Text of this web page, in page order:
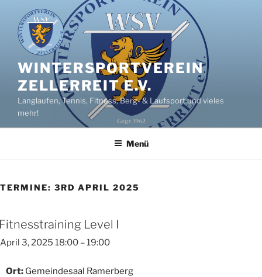
Inhalt
springen
WINTERSPORTVEREIN
ZELLERREIT E.V.
Langlaufen, Tennis, Fitness, Berg- & Laufsport und vieles
mehr!
Menü
TERMINE: 3RD APRIL 2025
Level I
April 3, 2025 18:00 –19:00
Ort: Gemeindesaal Ramerberg